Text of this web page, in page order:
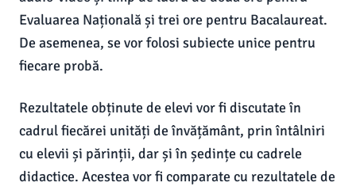
Evaluarea Națională și trei ore pentru Bacalaureat.
De asemenea, se vor folosi subiecte unice pentru
fiecare probă.
Rezultatele obținute de elevi vor fi discutate în
cadrul fiecărei unități de învățământ, prin întâlniri
cu elevii și părinții, dar și în ședințe cu cadrele
didactice. Acestea vor fi comparate cu rezultatele de